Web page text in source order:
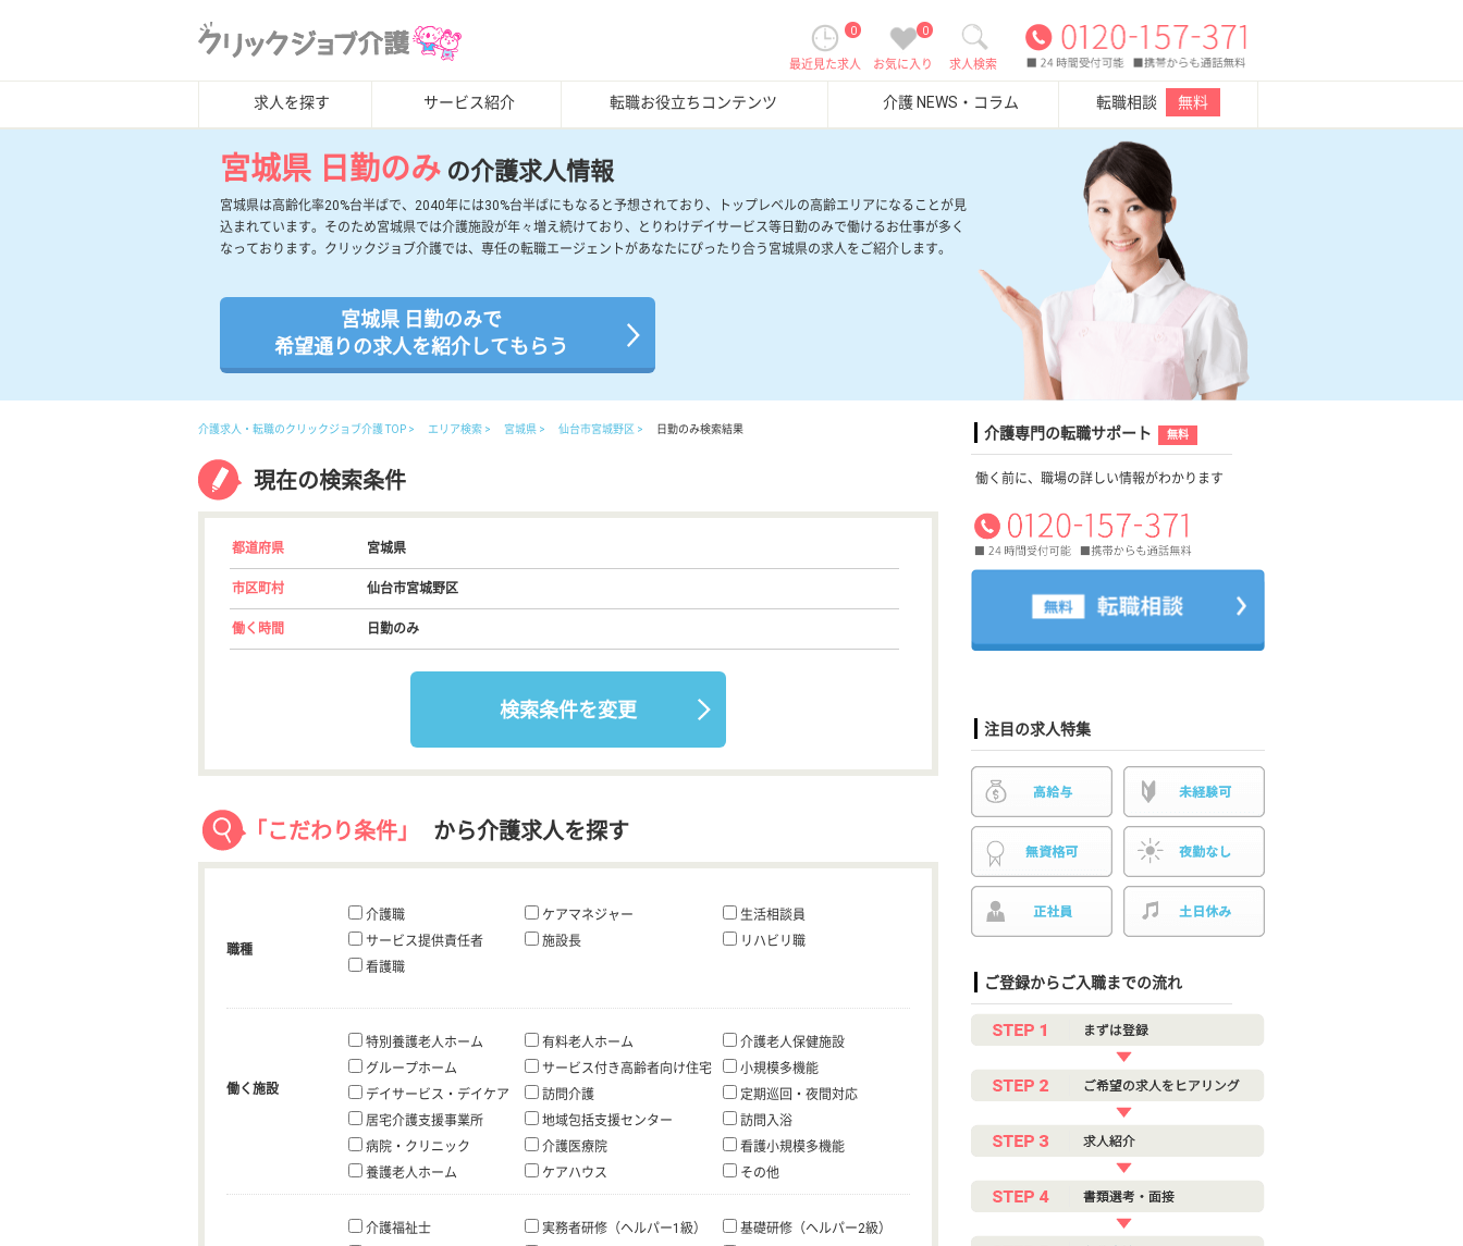
求人検索
0
お気に入り
0
最近見た求人
求人を探す サービス紹介 転職お役立ちコンテンツ 介護 NEWS・コラム 転職相談 無料
宮城県 日勤のみ の介護求人情報
宮城県は高齢化率20%台半ばで、2040年には30%台半ばにもなると予想されており、トップレベルの高齢エリアになることが見
込まれています。そのため宮城県では介護施設が年々増え続けており、とりわけデイサービス等日勤のみで働けるお仕事が多く
なっております。クリックジョブ介護では、専任の転職エージェントがあなたにぴったり合う宮城県の求人をご紹介します。
宮城県 日勤のみで
希望通りの求人を紹介してもらう
介護求人・転職のクリックジョブ介護 TOP エリア検索 宮城県 仙台市宮城野区 日勤のみ検索結果
現在の検索条件
都道府県 宮城県
市区町村 仙台市宮城野区
働く時間 日勤のみ
検索条件を変更
「こだわり条件」 から介護求人を探す
職種
介護職 ケアマネジャー
生活相談員
サービス提供責任者
施設長
リハビリ職
看護職
働く施設
特別養護老人ホーム 有料老人ホーム
介護老人保健施設
グループホーム
サービス付き高齢者向け住宅
小規模多機能
デイサービス・デイケア
訪問介護
定期巡回・夜間対応
居宅介護支援事業所
地域包括支援センター
訪問入浴
病院・クリニック
介護医療院
看護小規模多機能
養護老人ホーム
ケアハウス その他
介護福祉士 実務者研修（ヘルパー1級）
基礎研修（ヘルパー2級）
介護専門の転職サポート 無料
働く前に、職場の詳しい情報がわかります
注目の求人特集
ご登録からご入職までの流れ